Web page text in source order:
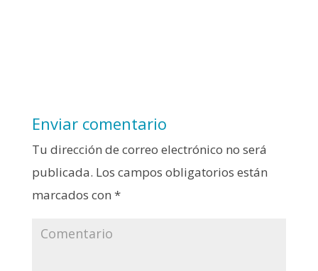
Enviar comentario
Tu dirección de correo electrónico no será
publicada. Los campos obligatorios están
marcados con *